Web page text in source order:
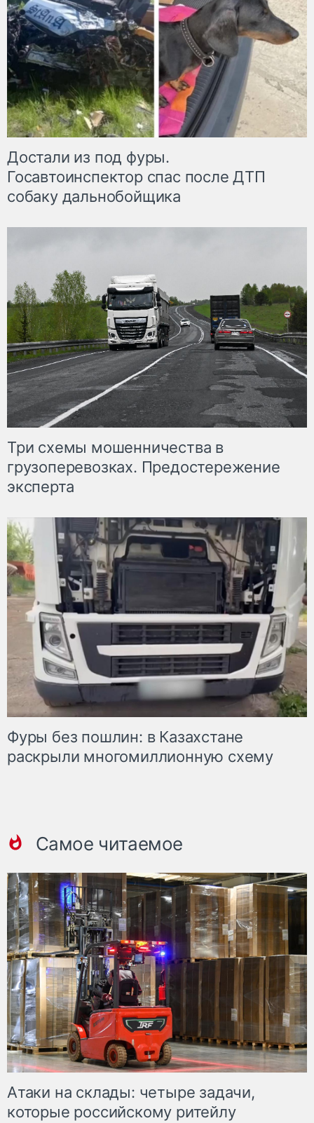
Достали из под фуры.
Госавтоинспектор спас после ДТП
собаку дальнобойщика
Три схемы мошенничества в
грузоперевозках. Предостережение
эксперта
Фуры без пошлин: в Казахстане
раскрыли многомиллионную схему
Самое читаемое
Атаки на склады: четыре задачи,
которые российскому ритейлу